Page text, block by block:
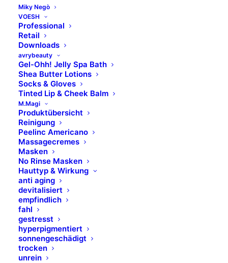
Miky Negò
VOESH
Professional
Retail
Downloads
avrybeauty
Gel-Ohh! Jelly Spa Bath
Shea Butter Lotions
Socks & Gloves
Tinted Lip & Cheek Balm
M.Magi
Produktübersicht
Reinigung
Peelinc Americano
Massagecremes
Masken
No Rinse Masken
Hauttyp & Wirkung
anti aging
devitalisiert
empfindlich
fahl
gestresst
hyperpigmentiert
sonnengeschädigt
trocken
unrein
die Gesichtsreinigung, zum Auftragen von
Lotionen und für die Nagellackentfernung.
sanft, flauschig, saugfähig und formstabil
weiche, geschlossene Ränder
fusselarm – für Kontaktlinsenträger
geeignet
zwei verschieden geprägte Oberflächen
Durchmesser: 57 mm
100 % Baumwolle